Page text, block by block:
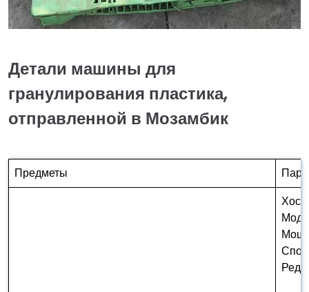
Детали машины для
гранулирования пластика,
отправленной в Мозамбик
Предметы